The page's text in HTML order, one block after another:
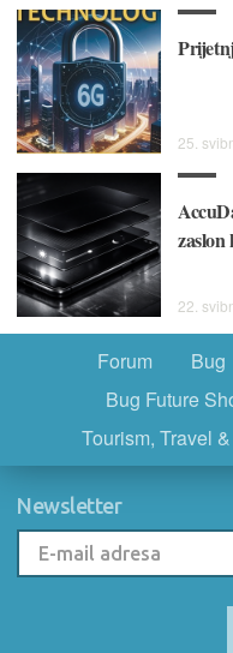
25.
zaslon
22.
Forum Bug
Bug Future
Tourism, Travel
Newsletter